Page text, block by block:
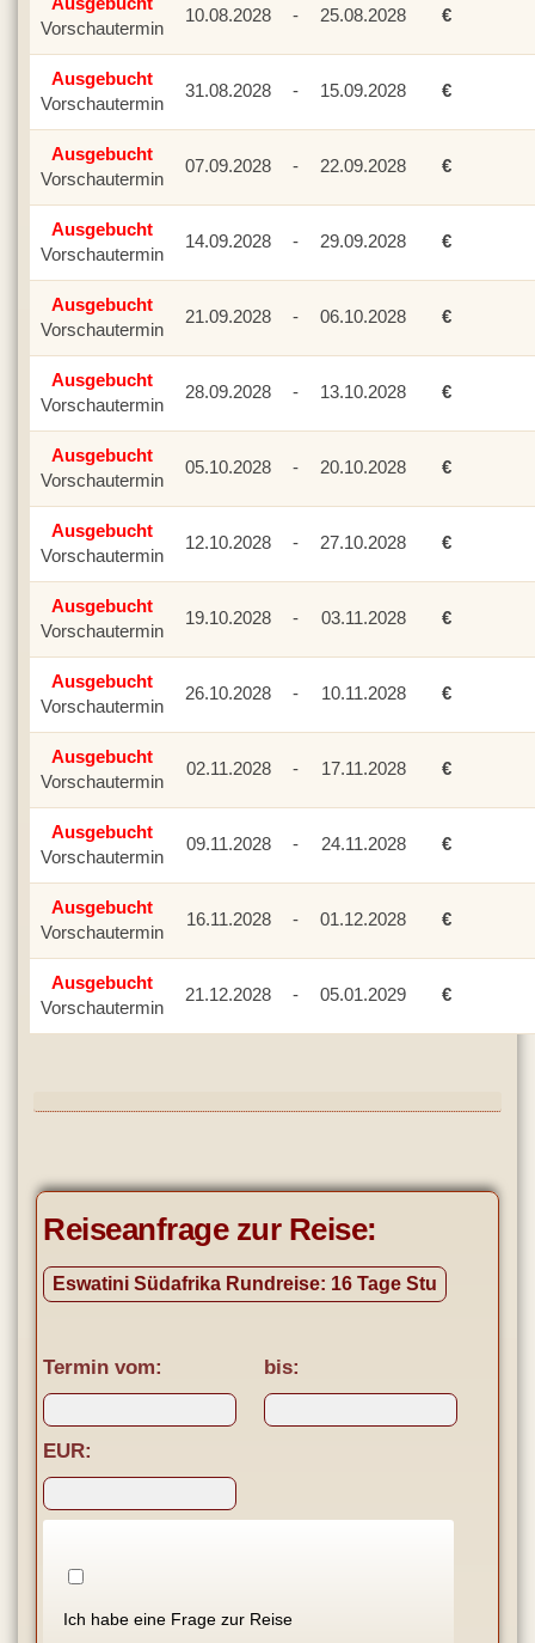
Vorschautermin
10.08.2028 - 25.08.2028 €
Ausgebucht
Vorschautermin
31.08.2028 - 15.09.2028 €
Ausgebucht
Vorschautermin
07.09.2028 - 22.09.2028 €
Ausgebucht
Vorschautermin
14.09.2028 - 29.09.2028 €
Ausgebucht
Vorschautermin
21.09.2028 - 06.10.2028 €
Ausgebucht
Vorschautermin
28.09.2028 - 13.10.2028 €
Ausgebucht
Vorschautermin
05.10.2028 - 20.10.2028 €
Ausgebucht
Vorschautermin
12.10.2028 - 27.10.2028 €
Ausgebucht
Vorschautermin
19.10.2028 - 03.11.2028 €
Ausgebucht
Vorschautermin
26.10.2028 - 10.11.2028 €
Ausgebucht
Vorschautermin
02.11.2028 - 17.11.2028 €
Ausgebucht
Vorschautermin
09.11.2028 - 24.11.2028 €
Ausgebucht
Vorschautermin
16.11.2028 - 01.12.2028 €
Ausgebucht
Vorschautermin
21.12.2028 - 05.01.2029 €
Reiseanfrage zur Reise:
Termin vom: bis:
EUR:
Ich habe eine Frage zur Reise